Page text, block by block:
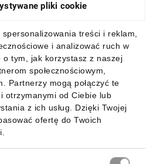
pliki cookie
treści i reklam,
i analizować ruch w
tym, jak korzystasz z naszej
społecznościowym,
Partnerzy mogą połączyć te
otrzymanymi od Ciebie lub
z ich usług. Dzięki Twojej
ofertę do Twoich
aplikację mobilną: